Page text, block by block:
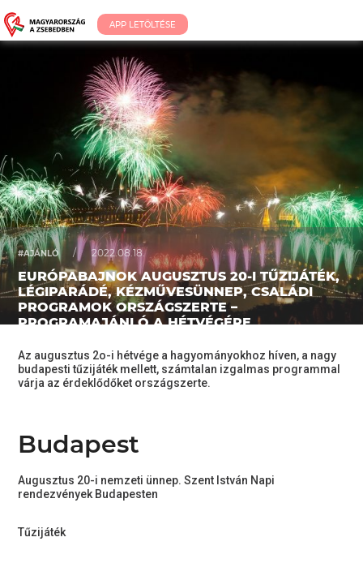
APP LETÖLTÉSE
#AJÁNLÓ / 2022.08.18.
EURÓPABAJNOK AUGUSZTUS 20-I TŰZIJÁTÉK,
LÉGIPARÁDÉ, KÉZMŰVESÜNNEP, CSALÁDI
PROGRAMOK ORSZÁGSZERTE –
PROGRAMAJÁNLÓ A HÉTVÉGÉRE
Az augusztus 2o-i hétvége a hagyományokhoz híven, a nagy
budapesti tűzijáték mellett, számtalan izgalmas programmal
várja az érdeklődőket országszerte.
Budapest
Augusztus 20-i nemzeti ünnep. Szent István Napi
rendezvények Budapesten
Tűzijáték